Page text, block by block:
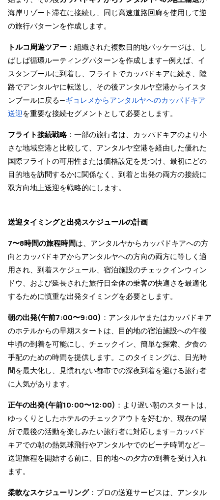
海岸リゾート滞在に接続し、同じ高速道路回廊を使用して逆
の旅行パターンを作成します。
トルコ周遊ツアー ：組織された複数目的地パッケージは、し
ばしば循環ルーティングパターンを作成します—例えば、イ
スタンブールに到着し、フライトでカッパドキアに続き、陸
路でアンタルヤに転送し、その後アンタルヤ空港からイスタ
ンブールに戻る—ギョレメからアンタルヤへのカッパドキア
送迎を重要な接続セグメントとして必要とします。
フライト接続戦略 ：一部の旅行者は、カッパドキアのより小
さな地域空港と比較して、アンタルヤ空港を経由した優れた
国際フライトの可用性または価格設定を見つけ、最初にどの
目的地を訪問するかに関係なく、到着と出発の両方の接続に
双方向地上送迎を戦略的にします。
送迎タイミングと出発スケジュールの計画
7〜8時間の旅程時間は、アンタルヤからカッパドキアへの方
向とカッパドキアからアンタルヤへの方向の両方に等しく適
用され、到着スケジュール、宿泊施設のチェックインウィン
ドウ、および延長された旅行日全体の乗客の快適さを最適化
するために慎重な出発タイミングを必要とします。
朝の出発(午前7:00〜9:00) ：アンタルヤまたはカッパドキア
のホテルからの早期スタートは、目的地の宿泊施設への午後
中頃の到着を可能にし、チェックイン、簡単な探索、夕食の
手配のための時間を提供します。このタイミングは、日光時
間を最大化し、見慣れない都市での深夜到着を避ける旅行者
に人気があります。
正午の出発(午前10:00〜12:00) ：より遅い朝のスタートは、
ゆっくりとしたホテルのチェックアウトを好むか、現在の場
所で最後の活動を楽しみたい旅行者に対応します—カッパド
キアでの朝の熱気球飛行やアンタルヤでのビーチ時間など—
送迎旅程を開始する前に、目的地への夕方の到着を受け入れ
ます。
柔軟なスケジューリング：プロの送迎サービスは、アンタル